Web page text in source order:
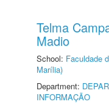
Telma
Madio
School: Faculdade
Marília)
Department:
INFORMAÇÃO